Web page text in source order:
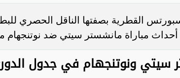
سيتي ونوتنجهام في جدول